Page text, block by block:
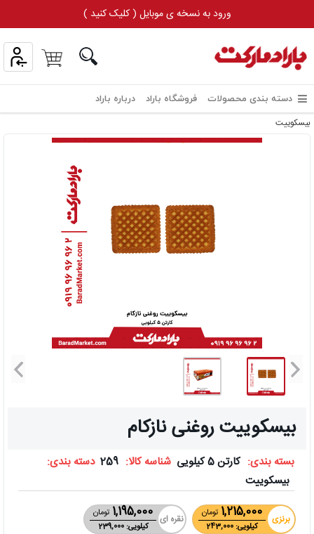
ورود به نسخه ی موبایل ( کلیک کنید )
دسته بندی محصولات فروشگاه باراد درباره باراد
بیسکوییت
بیسکوییت روغنی نازکام
بسته بندی: کارتن 5 کیلویی شناسه کالا: 259 دسته بندی:
بیسکوییت
برنزی 1,215,000 تومان
کیلویی: 243,000
نقره ای 1,195,000 تومان
کیلویی: 239,000